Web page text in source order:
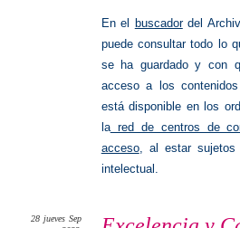
En el buscadordel
puede consultar todo lo
se ha guardado y con
acceso a los
está disponible en los
lared de centros de
acceso, al estar sujetos
intelectual.
28 jueves Sep